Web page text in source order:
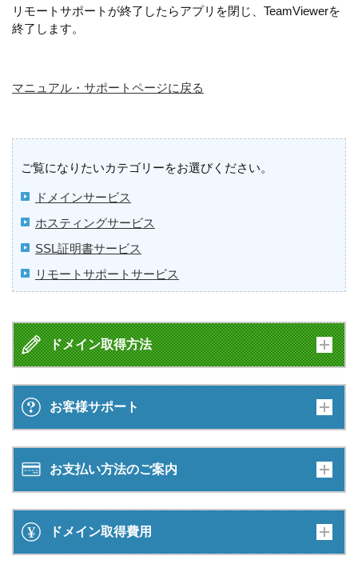
リモートサポートが終了したらアプリを閉じ、TeamViewerを
終了します。
マニュアル・サポートページに戻る
ご覧になりたいカテゴリーをお選びください。
ドメインサービス
ホスティングサービス
SSL証明書サービス
リモートサポートサービス
ドメイン取得方法
お客様サポート
お支払い方法のご案内
ドメイン取得費用